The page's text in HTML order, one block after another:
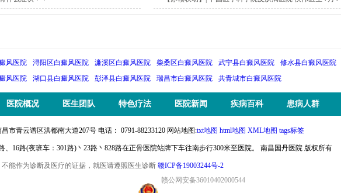
5日巡诊南昌国丹白癜风医院！
风医院 浔阳区白癜风医院 濂溪区白癜风医院 柴桑区白癜风医院 武宁县白癜风医院 修水县白癜风医院
风医院
湖口县白癜风医院 彭泽县白癜风医院 瑞昌市白癜风医院 共青城市白癜风医院
医院概况 医生团队 特色疗法 医院新闻 疾病百科 患病人群
市青云谱区洪都南大道207号 电话： 0791-88233120 网站地图:txt地图 html地图 XML地图 tags标签
、16路(夜班车：301路)丶23路丶828路在正骨医院站牌下车往南步行300米至医院。 南昌国丹医院 版权所有
能作为诊断及医疗的证据，就医请遵照医生诊断 赣ICP备19003244号-2
赣公网安备36010402000544